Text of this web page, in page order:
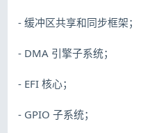
- 缓冲区共享和同步框架；
- DMA 引擎子系统；
- EFI 核心；
- GPIO 子系统；